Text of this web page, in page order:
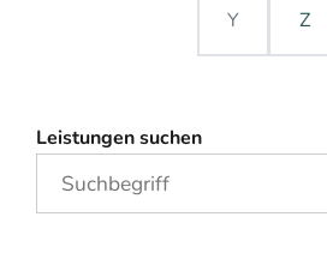
Y Z
Leistungen suchen